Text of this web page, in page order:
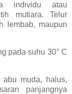
individu atau
mutiara. Telur
lembab, maupun
pada suhu 30° C
muda, halus,
panjangnya